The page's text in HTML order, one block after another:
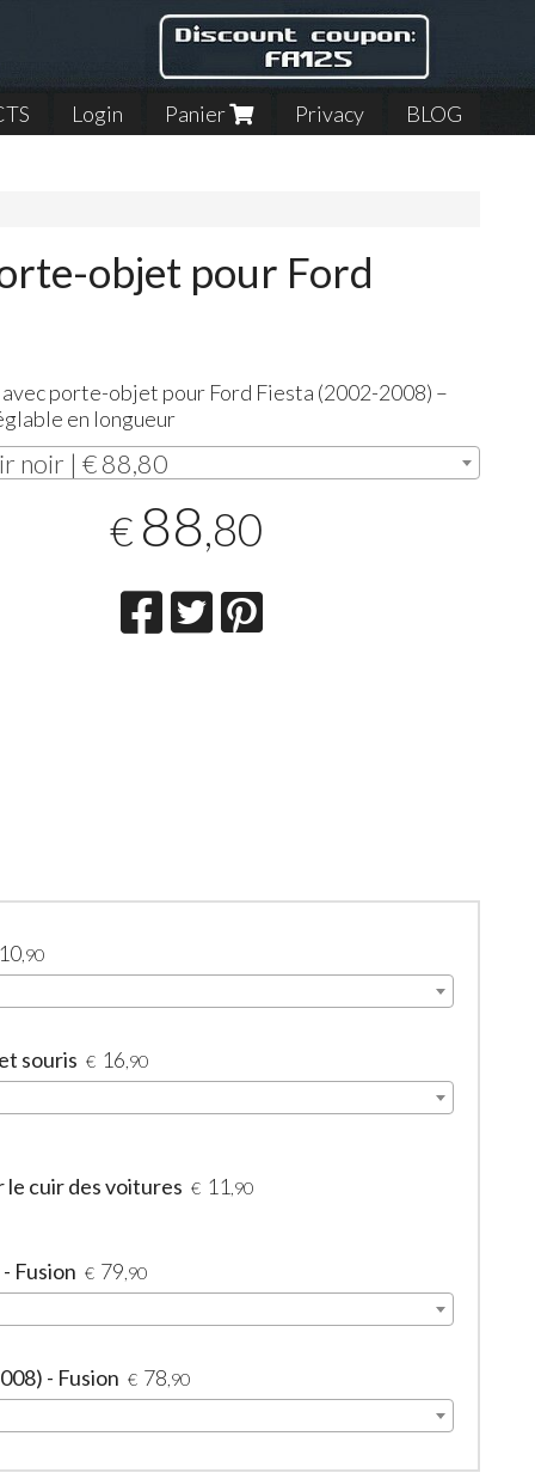
Login Panier Privacy BLOG
objet pour Ford
porte-objet pour Ford Fiesta (2002-2008) –
en longueur
noir | € 88,80
€ 88,80
,90
souris € 16 ,90
cuir des voitures € 11 ,90
Fusion € 79 ,90
- Fusion € 78 ,90